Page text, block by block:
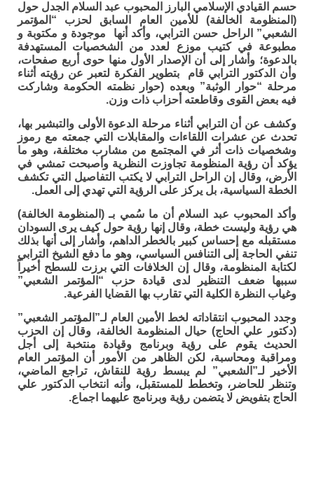
حسم القيادي الإسلامي البارز المحبوب عبد السلام الجدل حول
(المنظومة الخالفة) للأمين العام السابق لحزب “المؤتمر
الشعبي” الراحل حسن الترابي، وأكد أنها موجودة و مكتوبة و
مطبوعة في كتيب موزع لعدد من الشخصيات المستهدفة
بالدعوة؛ وأشار إلى أن الإصدار الأول منها حوى أربع صفحات،
وأن الدكتور الترابي قام بتطوير الفكرة لتعبر عن رؤيته أثناء
مرحلة “حوار الوثبة” وبعده (حوار نظمته الحكومة وشاركت
فيه بعض القوى وقاطعته أحزاب ذات وزن.
وكشف عن أن الترابي أثناء مرحلة الدعوة الأولى والتبشير بها،
تحدث عن عشرات اللقاءات والمقابلات التي جمعته مع رموز
وشخصيات ذات أثر في المجتمع من مشارب مختلفة، وهو ما
يؤكد أن رؤية المنظومة تجاوزت النظرية وأصبحت تمشي في
الأرض، وقال إن الراحل الترابي لا يكتب التفاصيل التي تكشف
الخطة السياسية، بل يركز على الرؤية التي تهدي إلى العمل.
وأكد المحبوب عبد السلام أن ما سُمي بـ (المنظومة الخالفة)
هي رؤية وليست خطة، وقال إنها رؤية حول كيف يرى السودان
مستقبله مع إحساس كبير بالخطر الداهم، وأشار إلى أنها بذلك
تنفي الحاجة إلى التنافس السياسي، وهو ما دفع الشيخ الترابي
لكتابة المنظومة، وقال إن الخلافات التي برزت للسطح أخيراً
سببها ضعف التنظير لدى قيادة حزب “المؤتمر الشعبي”
وغياب النظرة الكلية التي تقارب بها القضايا الفرعية.
وجدد المحبوب انتقاداته لخط الأمين العام لـ”المؤتمر الشعبي”
(دكتور علي الحاج) حيال المنظومة الخالفة، وقال إن الحزب
الحديث يقوم على رؤية وبرنامج وقيادة منتخبة إلى أجل
ومراقبة ومحاسبة، لكن الظاهر من الأمور أن المؤتمر العام
الأخير لـ”الشعبي” لم يبسط رؤية للنقاش، تراجع الماضي،
وتنظر للحاضر، وتخطط للمستقبل، وأنه انتخاب الدكتور علي
الحاج بتفويض لا يتضمن رؤية وبرنامج عليهما اجماع.